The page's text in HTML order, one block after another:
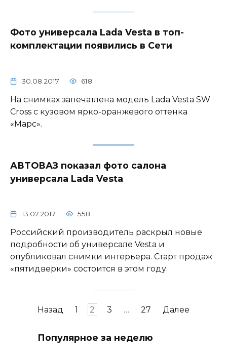
Фото универсала Lada Vesta в топ-
комплектации появились в Сети
30.08.2017 618
На снимках запечатлена модель Lada Vesta SW
Cross с кузовом ярко-оранжевого оттенка
«Марс».
АВТОВАЗ показал фото салона
универсала Lada Vesta
13.07.2017 558
Российский производитель раскрыл новые
подробности об универсале Vesta и
опубликовал снимки интерьера. Старт продаж
«пятидверки» состоится в этом году.
Навигация
записям
Назад 1 2 3 … 27 Далее
Популярное за неделю